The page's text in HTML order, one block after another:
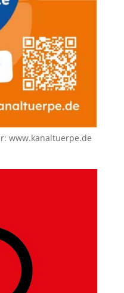
www.kanaltuerpe.de